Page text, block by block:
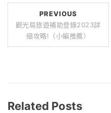
PREVIOUS
觀光局旅遊補助登錄2023詳
細攻略!（小編推薦）
Related Posts